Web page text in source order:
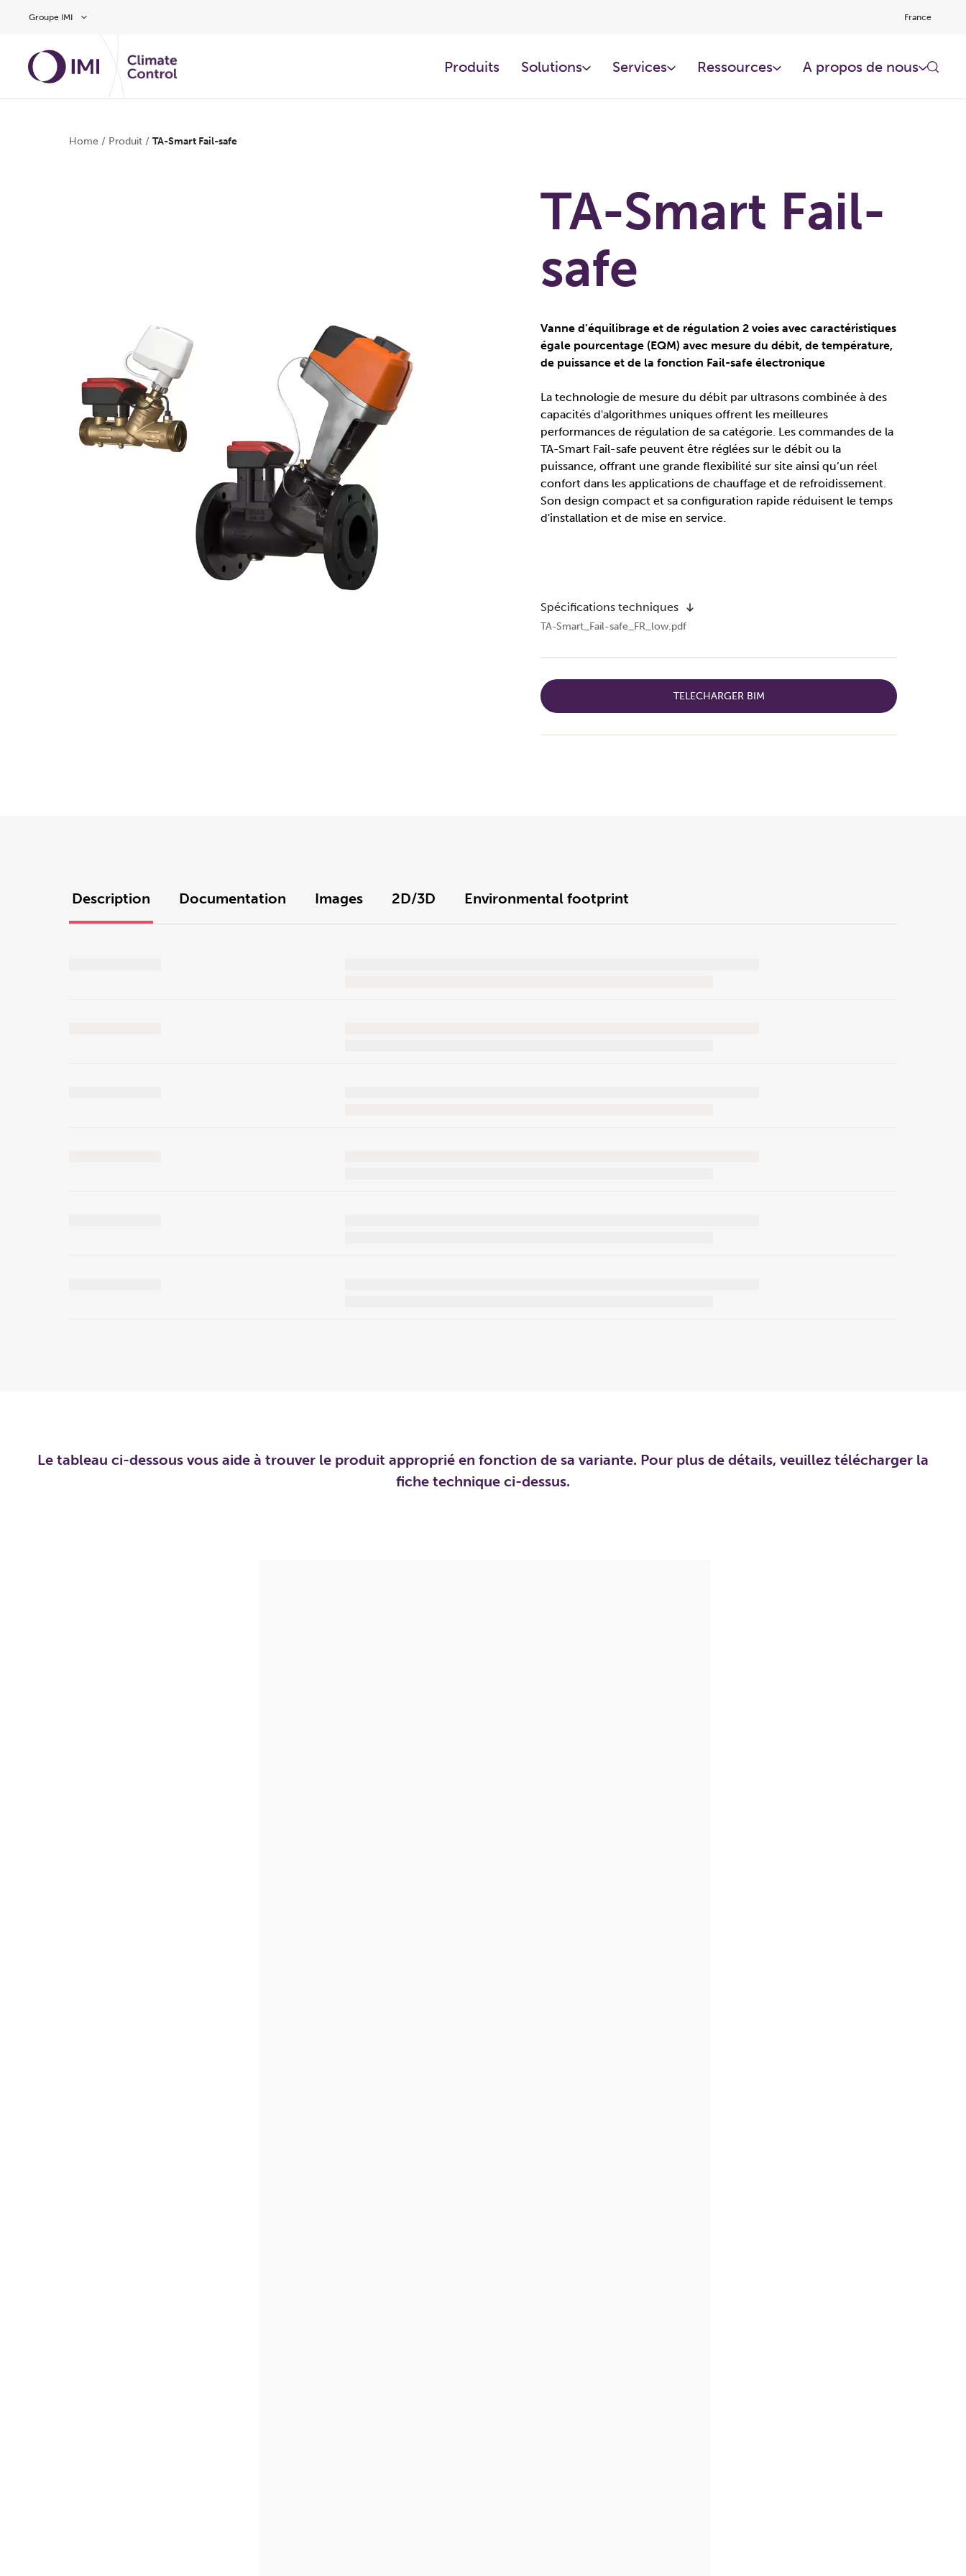
Groupe IMI France
Produits Solutions Services​ Ressources​ A propos de nous
Home / Produit / TA-Smart Fail-safe
TA-Smart Fail-
safe
Vanne d’équilibrage et de régulation 2 voies avec caractéristiques
égale pourcentage (EQM) avec mesure du débit, de température,
de puissance et de la fonction Fail-safe électronique
La technologie de mesure du débit par ultrasons combinée à des
capacités d'algorithmes uniques offrent les meilleures
performances de régulation de sa catégorie. Les commandes de la
TA-Smart Fail-safe peuvent être réglées sur le débit ou la
puissance, offrant une grande flexibilité sur site ainsi qu’un réel
confort dans les applications de chauffage et de refroidissement.
Son design compact et sa configuration rapide réduisent le temps
d'installation et de mise en service.
Spécifications techniques
TA-Smart_Fail-safe_FR_low.pdf
TELECHARGER BIM
Description Documentation Images 2D/3D Environmental footprint
Le tableau ci-dessous vous aide à trouver le produit approprié en fonction de sa variante. Pour plus de détails, veuillez télécharger la
fiche technique ci-dessus.